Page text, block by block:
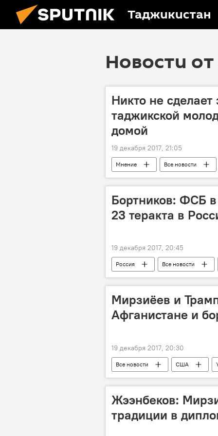
Таджикистан
Новости от
Никто не сделает
таджикской
домой
19 декабря 2017, 21:05
Мнение Все новости
Миграция
Новости Душанбе
Бортников: ФСБ в
23 теракта в
19 декабря 2017, 20:45
Россия Все новости
Мирзиёев и
Афганистане и
19 декабря 2017, 20:30
Все новости США
Центральная Азия
Жээнбеков:
традиции в